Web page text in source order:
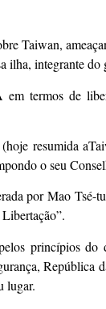
Taiwan,
ilha, integrante
termos de
resumida
o seu
por Mao Tsé-
princípios
lugar.